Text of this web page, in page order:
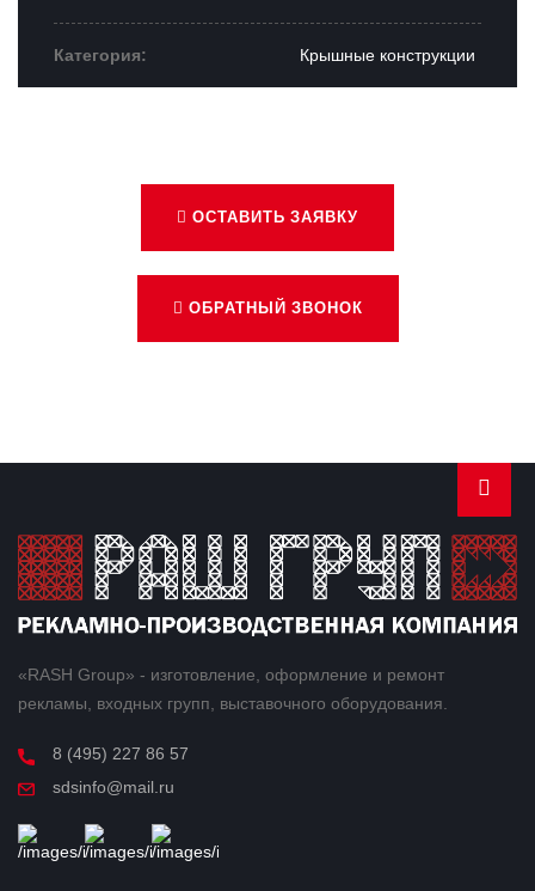
Категория: Крышные конструкции
ОСТАВИТЬ ЗАЯВКУ
ОБРАТНЫЙ ЗВОНОК
«RASH Group» - изготовление, оформление и ремонт
рекламы, входных групп, выставочного оборудования.
8 (495) 227 86 57
sdsinfo@mail.ru